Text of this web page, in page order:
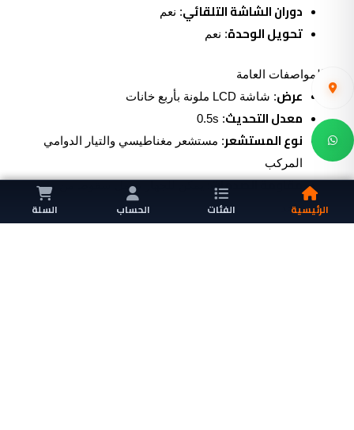
دوران الشاشة التلقائي: نعم
تحويل الوحدة: نعم
عرض: شاشة LCD ملونة بأربع خانات
معدل التحديث: 0.5s
نوع المستشعر: مستشعر مغناطيسي والتيار الدوامي
المركب
مقاومة الصدمات: يمكن للجهاز تحمل سقوط من متر
واحد
الطاقة المطلوبة
الرئيسية الفئات الحساب السلة